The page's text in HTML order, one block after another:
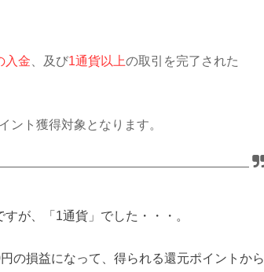
入金 、及び1通貨以上の取引を完了された
ト獲得対象となります。
が、「1通貨」でした・・・。
の損益になって、得られる還元ポイントから